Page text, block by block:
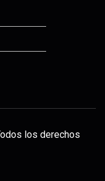
los derechos